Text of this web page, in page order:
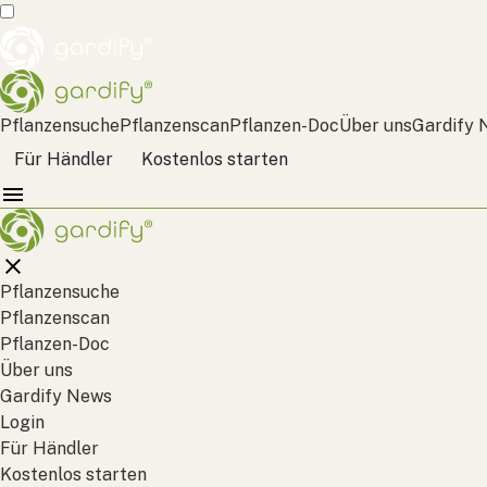
PflanzensuchePflanzenscanPflanzen-DocÜber unsGardify
Für Händler
Kostenlos starten
Pflanzensuche
Pflanzenscan
Pflanzen-Doc
Über uns
Gardify News
Login
Für Händler
Kostenlos starten